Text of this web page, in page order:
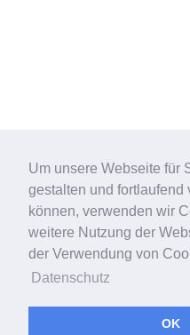
Um unsere Webseite für
gestalten und fortlaufend
können, verwenden wir
weitere Nutzung der
der Verwendung von
Datenschutz
OK